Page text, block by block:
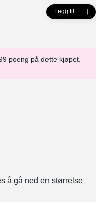
poeng på dette kjøpet.
Legg til
å gå ned en størrelse